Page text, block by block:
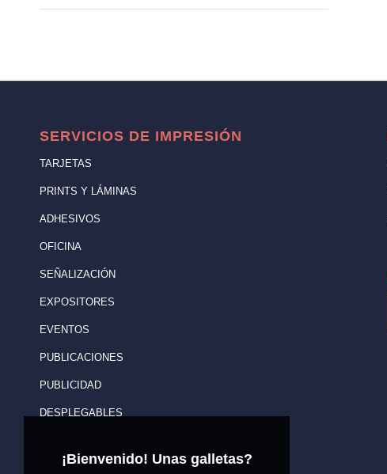
SERVICIOS DE IMPRESIÓN
TARJETAS
PRINTS Y LÁMINAS
ADHESIVOS
OFICINA
SEÑALIZACIÓN
EXPOSITORES
EVENTOS
PUBLICACIONES
PUBLICIDAD
DESPLEGABLES
¡Bienvenido! Unas galletas?